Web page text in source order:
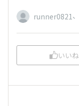
runner0821 、
いいね